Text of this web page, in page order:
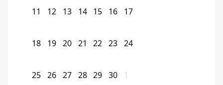
11 12 13 14 15 16 17
18 19 20 21 22 23 24
25 26 27 28 29 30 1